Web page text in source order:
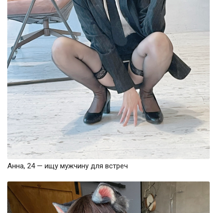
Анна, 24 — ищу мужчину для встреч